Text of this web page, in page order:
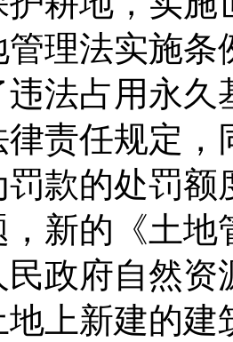
管理法实施
违法占用永久
律责任规定，
罚款的处罚额
，新的《土
民政府自然
地上新建的